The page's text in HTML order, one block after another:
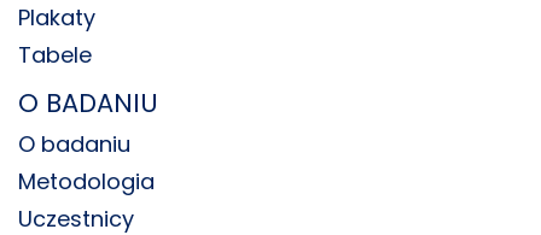
Plakaty
Tabele
O BADANIU
O badaniu
Metodologia
Uczestnicy